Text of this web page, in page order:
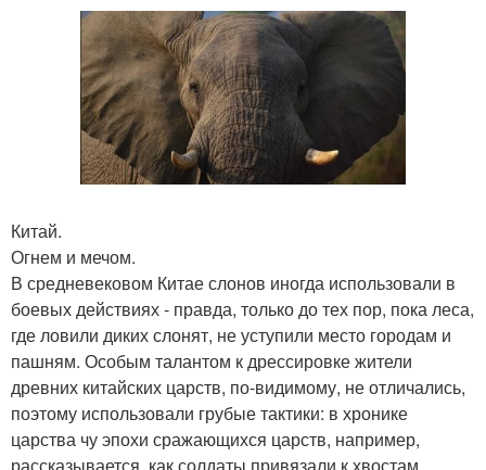
Китай.
Огнем и мечом.
В средневековом Китае слонов иногда использовали в
боевых действиях - правда, только до тех пор, пока леса,
где ловили диких слонят, не уступили место городам и
пашням. Особым талантом к дрессировке жители
древних китайских царств, по-видимому, не отличались,
поэтому использовали грубые тактики: в хронике
царства чу эпохи сражающихся царств, например,
рассказывается, как солдаты привязали к хвостам